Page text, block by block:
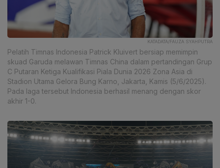
KATADATA/FAUZA SYAHPUTRA
Pelatih Timnas Indonesia Patrick Kluivert bersiap memimpin
skuad Garuda melawan Timnas China dalam pertandingan Grup
C Putaran Ketiga Kualifikasi Piala Dunia 2026 Zona Asia di
Stadion Utama Gelora Bung Karno, Jakarta, Kamis (5/6/2025).
Pada laga tersebut Indonesia berhasil menang dengan skor
akhir 1-0.